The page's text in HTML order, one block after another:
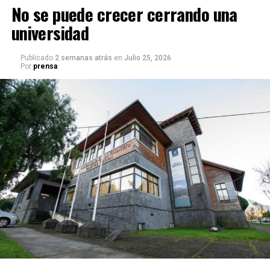
No se puede crecer cerrando una
universidad
Publicado 2 semanas atrás en Julio 25, 2026
Por prensa